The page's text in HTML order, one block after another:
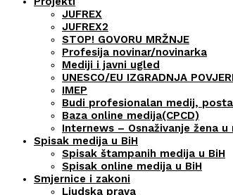
JUFREX
JUFREX2
STOP! GOVORU MRŽNJE
Profesija novinar/novinarka
Mediji i javni ugled
UNESCO/EU IZGRADNJA
IMEP
Budi profesionalan medij,
Baza online medija(CPCD)
Internews – Osnaživanje žena
Spisak medija u BiH
Spisak štampanih medija u BiH
Spisak online medija u BiH
Smjernice i zakoni
Ljudska prava